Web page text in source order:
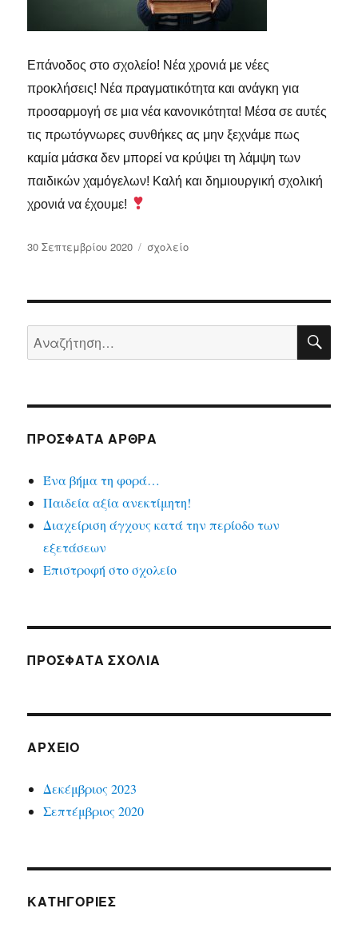
Επάνοδος στο σχολείο! Νέα χρονιά με νέες
προκλήσεις! Νέα πραγματικότητα και ανάγκη για
προσαρμογή σε μια νέα κανονικότητα! Μέσα σε αυτές
τις πρωτόγνωρες συνθήκες ας μην ξεχνάμε πως
καμία μάσκα δεν μπορεί να κρύψει τη λάμψη των
παιδικών χαμόγελων! Καλή και δημιουργική σχολική
χρονιά να έχουμε!
Δημοσιεύτηκε
30 Σεπτεμβρίου 2020 Κατηγορίες
σχολείο
Αναζήτηση
για:
ΠΡΟΣΦΑΤΑ ΑΡΘΡΑ
Ένα βήμα τη φορά…
Παιδεία αξία ανεκτίμητη!
Διαχείριση άγχους κατά την περίοδο των
εξετάσεων
Επιστροφή στο σχολείο
ΠΡΟΣΦΑΤΑ ΣΧΟΛΙΑ
ΑΡΧΕΙΟ
Δεκέμβριος 2023
Σεπτέμβριος 2020
ΚΑΤΗΓΟΡΙΕΣ